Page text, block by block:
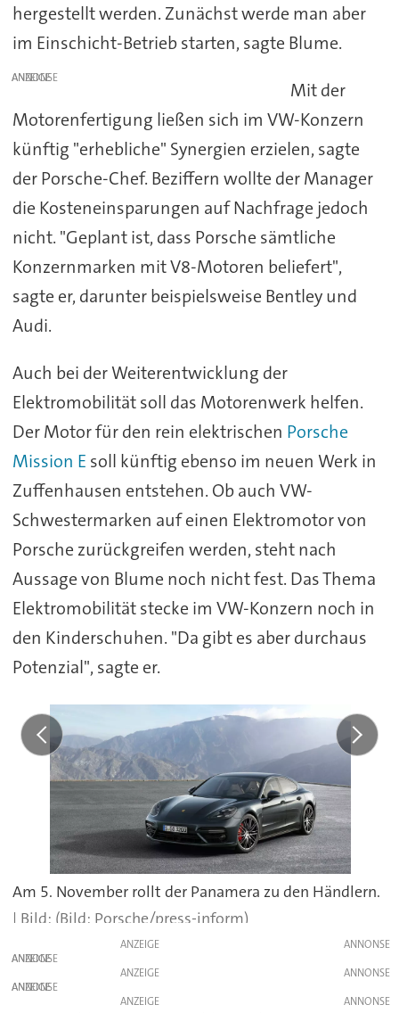
hergestellt werden. Zunächst werde man aber
im Einschicht-Betrieb starten, sagte Blume.
ANZEIGE
Mit der
Motorenfertigung ließen sich im VW-Konzern
künftig "erhebliche" Synergien erzielen, sagte
der Porsche-Chef. Beziffern wollte der Manager
die Kosteneinsparungen auf Nachfrage jedoch
nicht. "Geplant ist, dass Porsche sämtliche
Konzernmarken mit V8-Motoren beliefert",
sagte er, darunter beispielsweise Bentley und
Audi.
Auch bei der Weiterentwicklung der
Elektromobilität soll das Motorenwerk helfen.
Der Motor für den rein elektrischen Porsche
Mission E soll künftig ebenso im neuen Werk in
Zuffenhausen entstehen. Ob auch VW-
Schwestermarken auf einen Elektromotor von
Porsche zurückgreifen werden, steht nach
Aussage von Blume noch nicht fest. Das Thema
Elektromobilität stecke im VW-Konzern noch in
den Kinderschuhen. "Da gibt es aber durchaus
Potenzial", sagte er.
Am 5. November rollt der Panamera zu den Händlern.
(Bild: Porsche/press-inform)
ANZEIGE
ANZEIGE
ANZEIGE
ANZEIGE
ANZEIGE